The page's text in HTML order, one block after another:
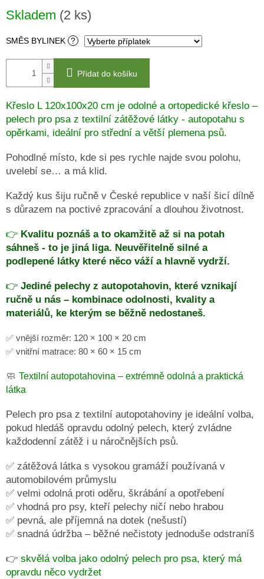
DRUHÁ
II
CHYTRÁ
PSÍ
ZNÁMKA
MŮJDOG
PELECHY
NA
PALETY
MATRACE
PELECHY
A
PŘEPRAVNÍCH
KLECÍ
KOBEREČEK
A
VODÍTKA
A
Napište
nám
O
MĚ
ZNAČCE
Kontakty
Podmínky
ochrany
osobních
údajů
podmínky
cena:
Skladem (2 ks)
SMĚS BYLINEK ?
Přidat do košíku
Křeslo L 120x100x20 cm je odolné a ortopedické křeslo –
pelech pro psa z textilní zátěžové látky - autopotahu s
opěrkami, ideální pro střední a větší plemena psů.
Pohodlné místo, kde si pes rychle najde svou polohu,
uvelebí se… a má klid.
Každý kus šiju ručně v České republice v naší šicí dílně
s důrazem na poctivé zpracování a dlouhou životnost.
👉 Kvalitu poznáš a to okamžitě až si na potah
sáhneš - to je jiná liga. Neuvěřitelně silné a
podlepené látky které něco váží a hlavně vydrží.
👉 Jediné pelechy z autopotahovin, které vznikají
ručně u nás – kombinace odolnosti, kvality a
materiálů, ke kterým se běžně nedostaneš.
✅ vnější rozměr: 120 × 100 × 20 cm
✅ vnitřní matrace: 80 × 60 × 15 cm
🧼 Textilní autopotahovina – extrémně odolná a praktická
látka
Pelech pro psa z textilní autopotahoviny je ideální volba,
pokud hledáš opravdu odolný pelech, který zvládne
každodenní zátěž i u náročnějších psů.
✅ zátěžová látka s vysokou gramáží používaná v
automobilovém průmyslu
✅ velmi odolná proti oděru, škrábání a opotřebení
✅ vhodná pro psy, kteří pelechy ničí nebo hrabou
✅ pevná, ale příjemná na dotek (nešustí)
✅ snadná údržba – běžné nečistoty jednoduše odstraníš
👉 skvělá volba jako odolný pelech pro psa, který má
opravdu něco vydržet